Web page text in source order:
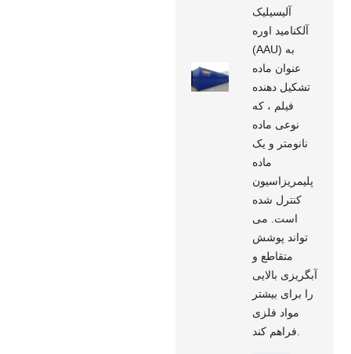
آلیسیلیک
آلکنامید اوره
(AAU) به
عنوان ماده
تشکیل دهنده
فیلم ، که
نوعی ماده
نانومتر و یک
ماده
پلیمریزاسیون
کنترل شده
است. می
تواند پوشش
متقاطع و
آبگریزی بالایی
را برای بیشتر
مواد فلزی